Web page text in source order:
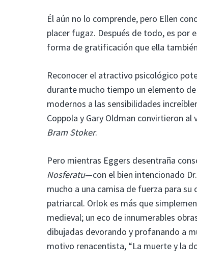
Él aún no lo comprende, pero Ellen
placer fugaz. Después de todo, es por
forma de gratificación que ella
Reconocer el atractivo psicológico
durante mucho tiempo un elemento
modernos a las sensibilidades
Coppola y Gary Oldman convirtieron
Bram Stoker.
Pero mientras Eggers desentraña
Nosferatu—con el bien intencionado
mucho a una camisa de fuerza para
patriarcal. Orlok es más que
medieval; un eco de innumerables
dibujadas devorando y profanando a
motivo renacentista, “La muerte y la